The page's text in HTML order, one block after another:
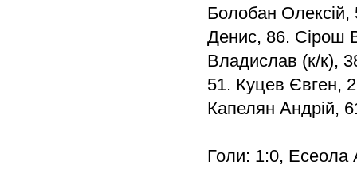
Болобан Олексій,
Денис, 86. Сірош
Владислав (к/к),
51. Куцев Євген,
Капелян Андрій,
Голи: 1:0, Есеола